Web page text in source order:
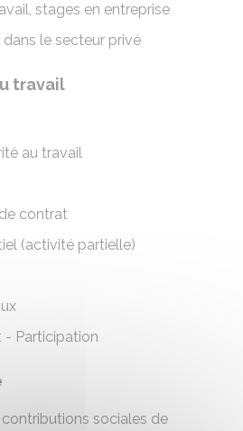
stages en entreprise
le secteur privé
travail
au travail
contrat
(activité partielle)
- Participation
sociales de